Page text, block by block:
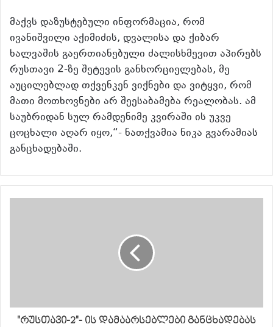
მაქვს დაზუსტებული ინფორმაცია, რომ
ივანიშვილი აქიმიძის, დვალისა და ქიბარ
ხალვაშის გაერთიანებული ძალისხმევით აპირებს
რუსთავი 2-ზე შეტევის განხორციელებას, მე
აუცილებლად თქვენკენ ვიქნები და ვიტყვი, რომ
მათი მოთხოვნები არ შეესაბამება რეალობას. ამ
საუბრიდან სულ რამდენიმე კვირაში ის უკვე
ცოცხალი აღარ იყო,“- ნათქვამია ნიკა გვარამიას
განცხადებაში.
"რუსთავი-2"- ის დამაარსებლები განცხადებას